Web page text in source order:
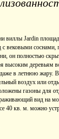
виллы Jardin
вековыми соснами,
он полностью
высоким деревьям
в летнюю жару.
воздух или
газоны для
вид на
40 кв. м. можно